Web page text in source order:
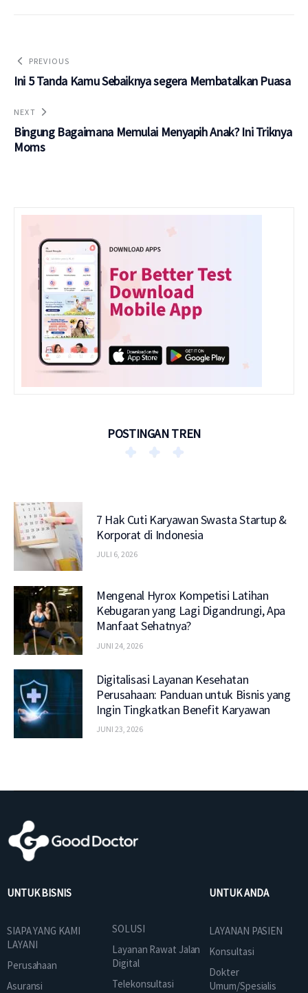
PREVIOUS
Ini 5 Tanda Kamu Sebaiknya segera Membatalkan Puasa
NEXT
Bingung Bagaimana Memulai Menyapih Anak? Ini Triknya
Moms
POSTINGAN TREN
7 Hak Cuti Karyawan Swasta Startup &
Korporat di Indonesia
JULI 6, 2026
Mengenal Hyrox Kompetisi Latihan
Kebugaran yang Lagi Digandrungi, Apa
Manfaat Sehatnya?
JUNI 24, 2026
Digitalisasi Layanan Kesehatan
Perusahaan: Panduan untuk Bisnis yang
Ingin Tingkatkan Benefit Karyawan
JUNI 23, 2026
UNTUK BISNIS
SIAPA YANG KAMI
LAYANI
Perusahaan
Asuransi
SOLUSI
Layanan Rawat Jalan
Digital
Telekonsultasi
UNTUK ANDA
LAYANAN PASIEN
Konsultasi
Dokter
Umum/Spesialis